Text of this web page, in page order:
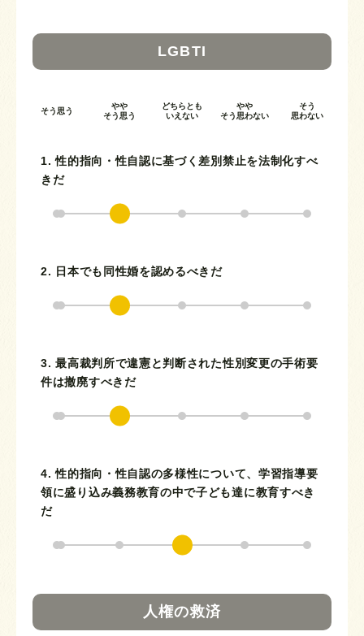
LGBTI
そう思う
やや
そう思う
どちらとも
いえない
やや
そう思わない
そう
思わない
1. 性的指向・性自認に基づく差別禁止を法制化すべ
きだ
2. 日本でも同性婚を認めるべきだ
3. 最高裁判所で違憲と判断された性別変更の手術要
件は撤廃すべきだ
4. 性的指向・性自認の多様性について、学習指導要
領に盛り込み義務教育の中で子ども達に教育すべき
だ
人権の救済